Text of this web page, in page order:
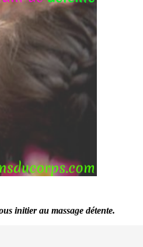
initier au massage détente.